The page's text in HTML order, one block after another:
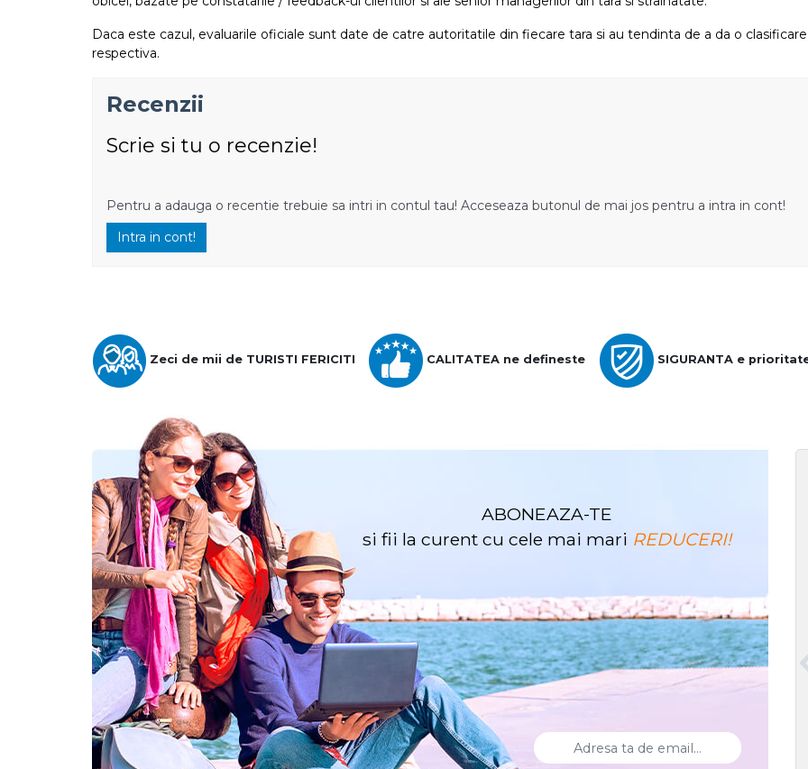
Daca este cazul, evaluarile oficiale sunt date de catre autoritatile din fiecare tara si au tendinta de a da o
respectiva.
Recenzii
Scrie si tu o recenzie!
Pentru a adauga o recentie trebuie sa intri in contul tau! Acceseaza butonul de mai jos pentru a intra in cont!
Intra in cont!
Zeci de mii de TURISTI FERICITI CALITATEA ne defineste SIGURANTA e
ABONEAZA-TE
si fii la curent cu cele mai mari REDUCERI!